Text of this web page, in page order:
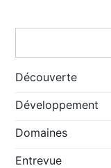
Découverte
Développement
Domaines
Entrevue